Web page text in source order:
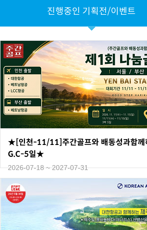
진행중인 기획전/이벤트
★[인천-11/11]주간골프와 배동성과함
G.C-5일★
2026-07-18 ~ 2027-07-31